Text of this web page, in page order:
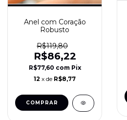
Anel com Coração
Robusto
R$119,80
R$86,22
R$77,60 com Pix
12 x de R$8,77